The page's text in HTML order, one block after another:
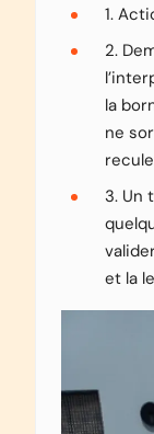
1.
2.
la
ne
3. Un
et la